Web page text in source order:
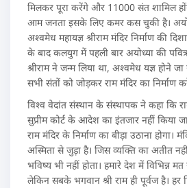
मिलकर पूरा करेंगे और 11000 संत शामिल
आम जनता इसके लिए कमर कस चुकी है।
अश्वमेध महायज्ञ श्रीराम मंदिर निर्माण की
के बाद कलयुग में पहली बार अयोध्या की
श्रीराम ने जन्म लिया था, अश्वमेध यज्ञ होने जा
सभी संतों को जोड़कर राम मंदिर का निर्माण
विश्व वेदांत संस्थान के संस्थापक ने कहा कि
सुप्रीम कोर्ट के आदेश का इंतजार नहीं किया
राम मंदिर के निर्माण का बीड़ा उठाना होगा।
अस्मिता से जुड़ा है। जिस व्यक्ति का अतीत
भविष्य भी नहीं होता। हमारे देश में विभिन्न
लेकिन सबके भगवान श्री राम ही पूर्वज है।